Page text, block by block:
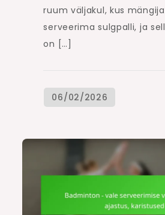
ruum väljakul, kus
serveerima sulgpalli, ja
on […]